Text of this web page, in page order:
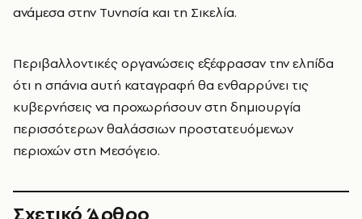
ανάμεσα στην Τυνησία και τη Σικελία.
Περιβαλλοντικές οργανώσεις εξέφρασαν την ελπίδα
ότι η σπάνια αυτή καταγραφή θα ενθαρρύνει τις
κυβερνήσεις να προχωρήσουν στη δημιουργία
περισσότερων θαλάσσιων προστατευόμενων
περιοχών στη Μεσόγειο.